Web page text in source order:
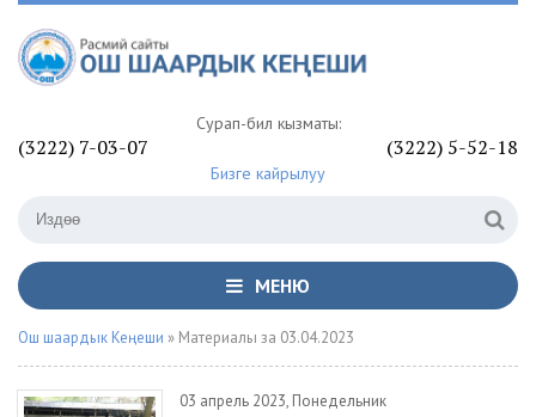
Сурап-билүү кызматы:
(3222) 7-03-07 (3222) 5-52-18
Бизге кайрылуу
МЕНЮ
Ош шаардык Кеңеши » Материалы за 03.04.2023
03 апрель 2023, Понедельник